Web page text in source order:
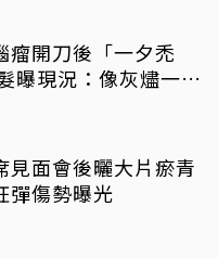
瘤開刀後「一夕禿
曝現況：像灰燼一直
見面會後曬大片瘀青
彈傷勢曝光